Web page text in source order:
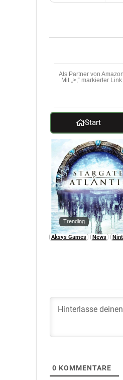
Als Partner von
Mit „>;“ markierter
Start
Trending
Aksys Games News
0 KOMMENTARE